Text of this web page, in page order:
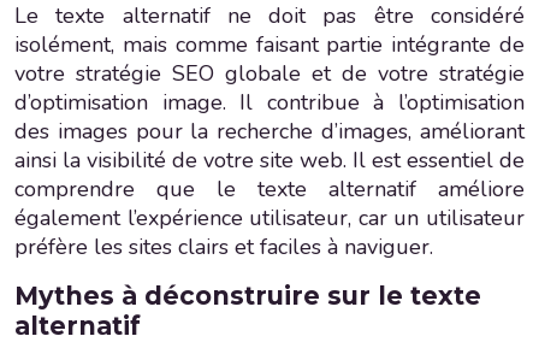
Le texte alternatif ne doit pas être considéré
isolément, mais comme faisant partie intégrante de
votre stratégie SEO globale et de votre stratégie
d’optimisation image. Il contribue à l’optimisation
des images pour la recherche d’images, améliorant
ainsi la visibilité de votre site web. Il est essentiel de
comprendre que le texte alternatif améliore
également l’expérience utilisateur, car un utilisateur
préfère les sites clairs et faciles à naviguer.
Mythes à déconstruire sur le texte
alternatif